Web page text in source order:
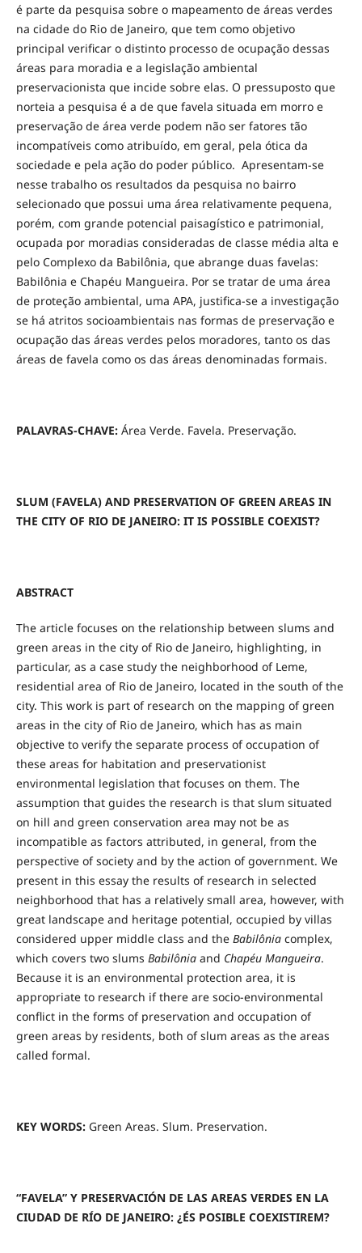
é parte da pesquisa sobre o mapeamento de áreas verdes
na cidade do Rio de Janeiro, que tem como objetivo
principal verificar o distinto processo de ocupação dessas
áreas para moradia e a legislação ambiental
preservacionista que incide sobre elas. O pressuposto que
norteia a pesquisa é a de que favela situada em morro e
preservação de área verde podem não ser fatores tão
incompatíveis como atribuído, em geral, pela ótica da
sociedade e pela ação do poder público. Apresentam-se
nesse trabalho os resultados da pesquisa no bairro
selecionado que possui uma área relativamente pequena,
porém, com grande potencial paisagístico e patrimonial,
ocupada por moradias consideradas de classe média alta e
pelo Complexo da Babilônia, que abrange duas favelas:
Babilônia e Chapéu Mangueira. Por se tratar de uma área
de proteção ambiental, uma APA, justifica-se a investigação
se há atritos socioambientais nas formas de preservação e
ocupação das áreas verdes pelos moradores, tanto os das
áreas de favela como os das áreas denominadas formais.
PALAVRAS-CHAVE:Área Verde. Favela. Preservação.
SLUM (FAVELA) AND PRESERVATION OF GREEN AREAS IN
THE CITY OF RIO DE JANEIRO: IT IS POSSIBLE COEXIST?
ABSTRACT
The article focuses on the relationship between slums and
green areas in the city of Rio de Janeiro, highlighting, in
particular, as a case study the neighborhood of Leme,
residential area of Rio de Janeiro, located in the south of the
city. This work is part of research on the mapping of green
areas in the city of Rio de Janeiro, which has as main
objective to verify the separate process of occupation of
these areas for habitation and preservationist
environmental legislation that focuses on them. The
assumption that guides the research is that slum situated
on hill and green conservation area may not be as
incompatible as factors attributed, in general, from the
perspective of society and by the action of government. We
present in this essay the results of research in selected
neighborhood that has a relatively small area, however, with
great landscape and heritage potential, occupied by villas
considered upper middle class and the Babilôniacomplex,
which covers two slums Babilôniaand Chapéu Mangueira.
Because it is an environmental protection area, it is
appropriate to research if there are socio-environmental
conflict in the forms of preservation and occupation of
green areas by residents, both of slum areas as the areas
called formal.
KEY WORDS: Green Areas. Slum. Preservation.
“FAVELA” Y PRESERVACIÓN DE LAS AREAS VERDES EN LA
CIUDAD DE RÍO DE JANEIRO: ¿ÉS POSIBLE COEXISTIREM?